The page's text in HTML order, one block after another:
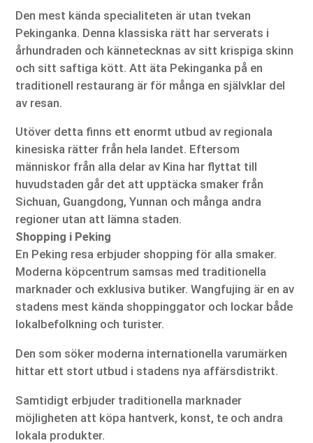
Den mest kända specialiteten är utan tvekan
Pekinganka. Denna klassiska rätt har serverats i
århundraden och kännetecknas av sitt krispiga skinn
och sitt saftiga kött. Att äta Pekinganka på en
traditionell restaurang är för många en självklar del
av resan.
Utöver detta finns ett enormt utbud av regionala
kinesiska rätter från hela landet. Eftersom
människor från alla delar av Kina har flyttat till
huvudstaden går det att upptäcka smaker från
Sichuan, Guangdong, Yunnan och många andra
regioner utan att lämna staden.
Shopping i Peking
En Peking resa erbjuder shopping för alla smaker.
Moderna köpcentrum samsas med traditionella
marknader och exklusiva butiker. Wangfujing är en av
stadens mest kända shoppinggator och lockar både
lokalbefolkning och turister.
Den som söker moderna internationella varumärken
hittar ett stort utbud i stadens nya affärsdistrikt.
Samtidigt erbjuder traditionella marknader
möjligheten att köpa hantverk, konst, te och andra
lokala produkter.